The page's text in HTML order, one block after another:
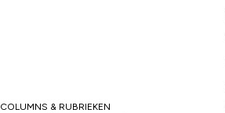
COLUMNS & RUBRIEKEN